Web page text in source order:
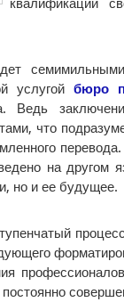
квалификации
услугой бюро
Ведь
что
на другом
но и ее будущее.